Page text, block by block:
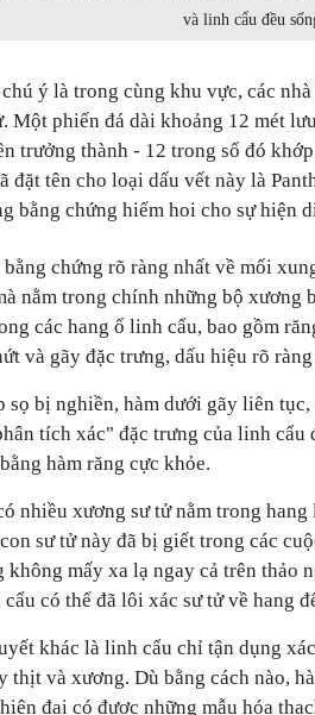
và linh cẩu đều
ý là trong cùng khu vực, các
Một phiến đá dài khoảng 12 mét
trưởng thành - 12 trong số đó
đặt tên cho loại dấu vết này là
bằng chứng hiếm hoi cho sự hiện
chứng rõ ràng nhất về mối
nằm trong chính những bộ xương
các hang ổ linh cẩu, bao gồm
và gãy đặc trưng, dấu hiệu rõ
sọ bị nghiền, hàm dưới gãy liên
tích xác" đặc trưng của linh
hàm răng cực khỏe.
nhiều xương sư tử nằm trong
sư tử này đã bị giết trong các
không mấy xa lạ ngay cả trên thảo
có thể đã lôi xác sư tử về hang
khác là linh cẩu chỉ tận dụng
thịt và xương. Dù bằng cách nào,
đại có được những mẫu hóa